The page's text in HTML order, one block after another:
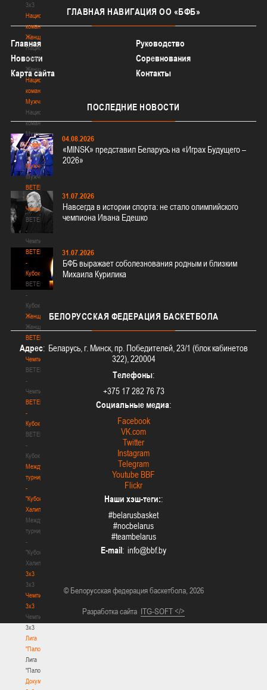
3х3
Национальная
команда.
Женщины
Национальная
команда.
Женщины
Национальная
команда.
Мужчины
Национальная
команда.
Мужчины
Соревнования
Соревнования
Мужчины
Мужчины
BETERA
-
Чемпионат
BETERA
-
Чемпионат
BETERA
-
Кубок
BETERA
-
Кубок
Женщины
Женщины
BETERA
-
Чемпионат
BETERA
-
Чемпионат
BETERA
-
Кубок
BETERA
-
Кубок
Международный
турнир
-
"Кубок
Халипского"
Международный
турнир
-
"Кубок
Халипского"
3x3
3x3
Чемпионат
3х3
Чемпионат
3х3
Лига
"Палова"
Лига
"Палова"
Документы
ГЛАВНАЯ НАВИГАЦИЯ ОО «БФБ»
Главная
Руководство
Новости
Соревнования
Карта сайта
Контакты
ПОСЛЕДНИЕ НОВОСТИ
04.08.2026
«MINSK» представил Беларусь на «Играх Будущего –
2026»
31.07.2026
Навсегда в истории спорта: не стало олимпийского
чемпиона Ивана Едешко
31.07.2026
БФБ выражает соболезнования родным и близким
Михаила Курилика
БЕЛОРУССКАЯ ФЕДЕРАЦИЯ БАСКЕТБОЛА
Адрес: Беларусь, г. Минск, пр. Победителей, 23/1 (блок кабинетов
322), 220004
Телефоны:
+375 17 282 76 73
Социальные медиа:
Facebook
VK.com
Twitter
Instagram
Telegram
Youtube BBF
Flickr
Наши хэш-теги::
#belarusbasket
#nocbelarus
#teambelarus
E-mail :
© Белорусская федерация баскетбола, 2026
Разработка сайта ITG-SOFT </>